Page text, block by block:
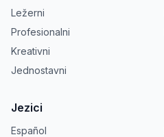
Ležerni
Profesionalni
Kreativni
Jednostavni
Jezici
Español